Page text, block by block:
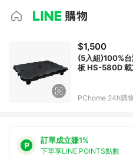
$1,500
(5入組)100%台
板
PChome 24h購
訂單成立賺1%
下單享LINE POINTS點數